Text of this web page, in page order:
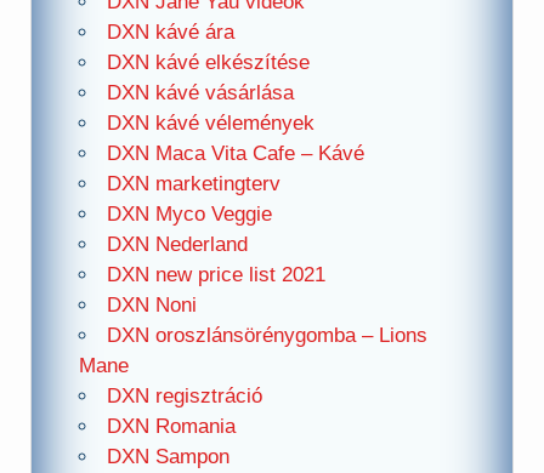
DXN kávé ára
DXN kávé elkészítése
DXN kávé vásárlása
DXN kávé vélemények
DXN Maca Vita Cafe – Kávé
DXN marketingterv
DXN Myco Veggie
DXN Nederland
DXN new price list 2021
DXN Noni
DXN oroszlánsörénygomba – Lions
Mane
DXN regisztráció
DXN Romania
DXN Sampon